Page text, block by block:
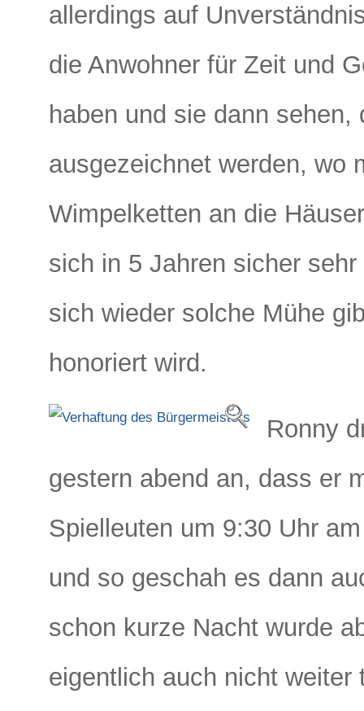
allerdings auf
die Anwohner für Zeit und
haben und sie dann sehen,
ausgezeichnet werden, wo
Wimpelketten an die
sich in 5 Jahren sicher
sich wieder solche Mühe
honoriert wird.
Ronny
gestern abend an, dass er
Spielleuten um 9:30 Uhr
und so geschah es dann
schon kurze Nacht wurde
eigentlich auch nicht weiter